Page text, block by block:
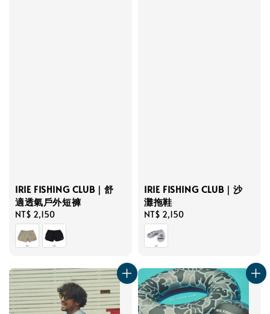
IRIE FISHING CLUB｜舒
適透氣戶外短褲
Regular
price
NT$ 2,150
IRIE FISHING CLUB｜沙
灘拖鞋
Regular
price
NT$ 2,150